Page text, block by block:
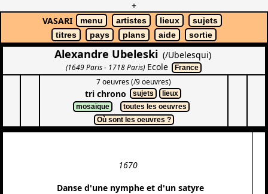
+
VASARI
menu artistes lieux
sujets
titres
pays plans aide sortie
Alexandre Ubeleski (/Ubelesqui)
(1649 Paris - 1718 Paris)Ecole France
7 oeuvres (/9 oeuvres)
tri chrono sujets
lieux
mosaïque
toutes les oeuvres
Où sont les oeuvres ?
1670
Danse d'une nymphe et d'un satyre